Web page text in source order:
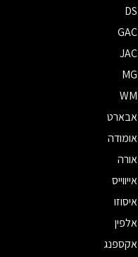
DS
GAC
JAC
MG
WM
אבארט
אומודה
אורה
אייווייס
איסוזו
אלפין
אקספנג